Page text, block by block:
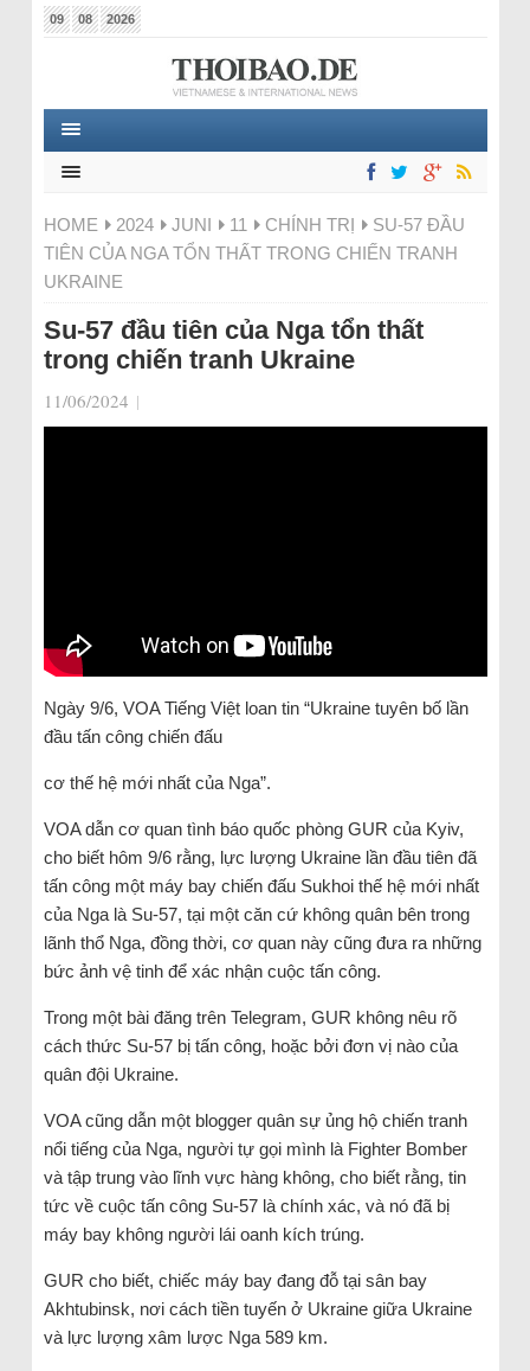
09 08 2026
HOME 2024 JUNI 11 CHÍNH TRỊ
SU-57 ĐẦU
TIÊN CỦA NGA TỔN THẤT TRONG CHIẾN TRANH
UKRAINE
Su-57 đầu tiên của Nga tổn thất
trong chiến tranh Ukraine
11/06/2024 |
Ngày 9/6, VOA Tiếng Việt loan tin “Ukraine tuyên bố lần
đầu tấn công chiến đấu
cơ thế hệ mới nhất của Nga”.
VOA dẫn cơ quan tình báo quốc phòng GUR của Kyiv,
cho biết hôm 9/6 rằng, lực lượng Ukraine lần đầu tiên đã
tấn công một máy bay chiến đấu Sukhoi thế hệ mới nhất
của Nga là Su-57, tại một căn cứ không quân bên trong
lãnh thổ Nga, đồng thời, cơ quan này cũng đưa ra những
bức ảnh vệ tinh để xác nhận cuộc tấn công.
Trong một bài đăng trên Telegram, GUR không nêu rõ
cách thức Su-57 bị tấn công, hoặc bởi đơn vị nào của
quân đội Ukraine.
VOA cũng dẫn một blogger quân sự ủng hộ chiến tranh
nổi tiếng của Nga, người tự gọi mình là Fighter Bomber
và tập trung vào lĩnh vực hàng không, cho biết rằng, tin
tức về cuộc tấn công Su-57 là chính xác, và nó đã bị
máy bay không người lái oanh kích trúng.
GUR cho biết, chiếc máy bay đang đỗ tại sân bay
Akhtubinsk, nơi cách tiền tuyến ở Ukraine giữa Ukraine
và lực lượng xâm lược Nga 589 km.